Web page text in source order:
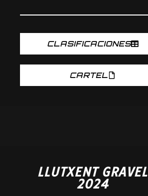
CLASIFICACIONES
CARTEL
LLUTXENT GRAVEL
2024